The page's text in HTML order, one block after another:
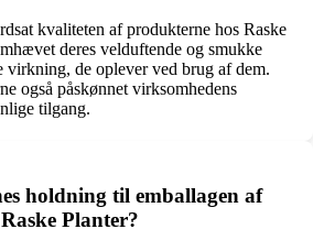
kvaliteten af produkterne hos Raske
deres velduftende og smukke
virkning, de oplever ved brug af dem.
også påskønnet virksomhedens
tilgang.
holdning til emballagen af
Planter?